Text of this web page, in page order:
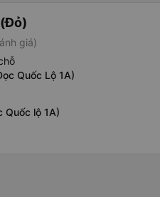
giá)
Quốc Lộ 1A)
Quốc lộ 1A)